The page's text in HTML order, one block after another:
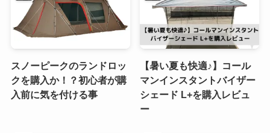
スノーピークのランドロッ
クを購入か！？初心者が購
入前に気を付ける事
【暑い夏も快適♪】コール
マンインスタントバイザー
シェード L+を購入レビュ
ー